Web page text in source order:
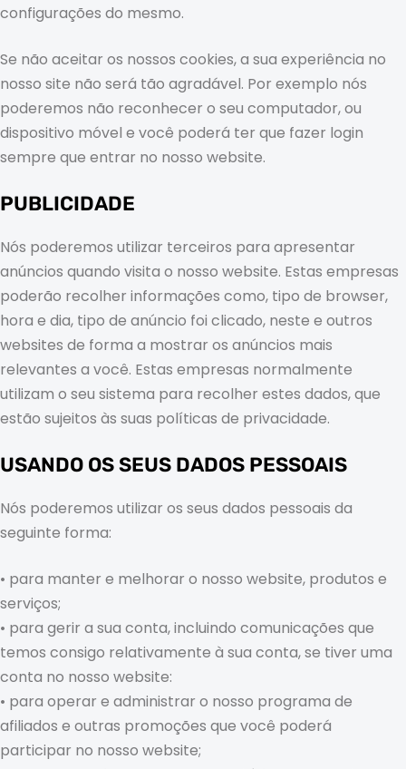
configurações do mesmo.
Se não aceitar os nossos cookies, a sua experiência no
nosso site não será tão agradável. Por exemplo nós
poderemos não reconhecer o seu computador, ou
dispositivo móvel e você poderá ter que fazer login
sempre que entrar no nosso website.
PUBLICIDADE
Nós poderemos utilizar terceiros para apresentar
anúncios quando visita o nosso website. Estas empresas
poderão recolher informações como, tipo de browser,
hora e dia, tipo de anúncio foi clicado, neste e outros
websites de forma a mostrar os anúncios mais
relevantes a você. Estas empresas normalmente
utilizam o seu sistema para recolher estes dados, que
estão sujeitos às suas políticas de privacidade.
USANDO OS SEUS DADOS PESSOAIS
Nós poderemos utilizar os seus dados pessoais da
seguinte forma:
• para manter e melhorar o nosso website, produtos e
serviços;
• para gerir a sua conta, incluindo comunicações que
temos consigo relativamente à sua conta, se tiver uma
conta no nosso website:
• para operar e administrar o nosso programa de
afiliados e outras promoções que você poderá
participar no nosso website;